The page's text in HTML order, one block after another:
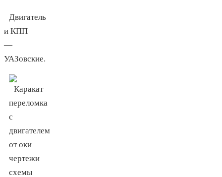
Двигатель
и КПП
—
УАЗовские.